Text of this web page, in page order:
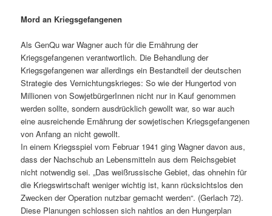
Mord an Kriegsgefangenen
Als GenQu war Wagner auch für die Ernährung der
Kriegsgefangenen verantwortlich. Die Behandlung der
Kriegsgefangenen war allerdings ein Bestandteil der deutschen
Strategie des Vernichtungskrieges: So wie der Hungertod von
Millionen von SowjetbürgerInnen nicht nur in Kauf genommen
werden sollte, sondern ausdrücklich gewollt war, so war auch
eine ausreichende Ernährung der sowjetischen Kriegsgefangenen
von Anfang an nicht gewollt.
In einem Kriegsspiel vom Februar 1941 ging Wagner davon aus,
dass der Nachschub an Lebensmitteln aus dem Reichsgebiet
nicht notwendig sei. „Das weißrussische Gebiet, das ohnehin für
die Kriegswirtschaft weniger wichtig ist, kann rücksichtslos den
Zwecken der Operation nutzbar gemacht werden“. (Gerlach 72).
Diese Planungen schlossen sich nahtlos an den Hungerplan